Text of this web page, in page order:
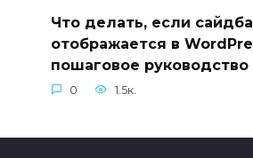
Что делать, если
отображается в
пошаговое руководство
0 1.5к.